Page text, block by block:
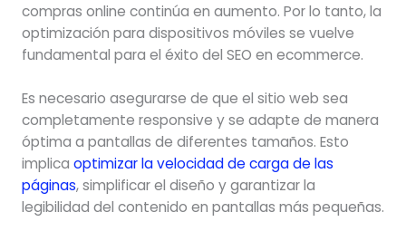
compras online continúa en aumento. Por lo tanto, la
optimización para dispositivos móviles se vuelve
fundamental para el éxito del SEO en ecommerce.
Es necesario asegurarse de que el sitio web sea
completamente responsive y se adapte de manera
óptima a pantallas de diferentes tamaños. Esto
implica optimizar la velocidad de carga de las
páginas, simplificar el diseño y garantizar la
legibilidad del contenido en pantallas más pequeñas.